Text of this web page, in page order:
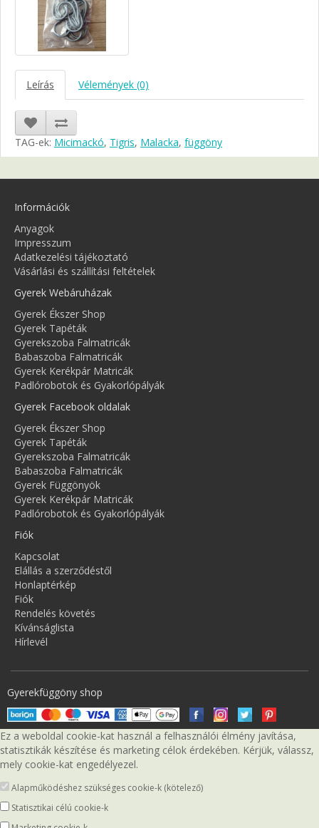
Leírás Vélemények (0)
TAG-ek: Micimackó, Tigris, Malacka, függöny
Információk
Anyagok
Impresszum
Adatkezelési tájékoztató
Vásárlási és szállítási feltételek
Gyerek Webáruházak
Gyerek Ékszer Shop
Gyerek Tapéták
Gyerekszoba Falmatricák
Babaszoba Falmatricák
Gyerek Kerékpár Matricák
Padlórobotok és Gyakorlópályák
Gyerek Facebook oldalak
Gyerek Ékszer Shop
Gyerek Tapéták
Gyerekszoba Falmatricák
Babaszoba Falmatricák
Gyerek Függönyök
Gyerek Kerékpár Matricák
Padlórobotok és Gyakorlópályák
Fiók
Kapcsolat
Elállás a szerződéstől
Honlaptérkép
Fiók
Rendelés követés
Kívánságlista
Hírlevél
Gyerekfüggöny shop
Ez a weboldal cookie-kat használ a felhasználói élmény javítása,
statisztikák készítése és marketing célok érdekében. Kérjük, válassz,
mely cookie-kat engedélyezel.
Alapműködéshez szükséges cookie-k (kötelező)
Statisztikai célú cookie-k